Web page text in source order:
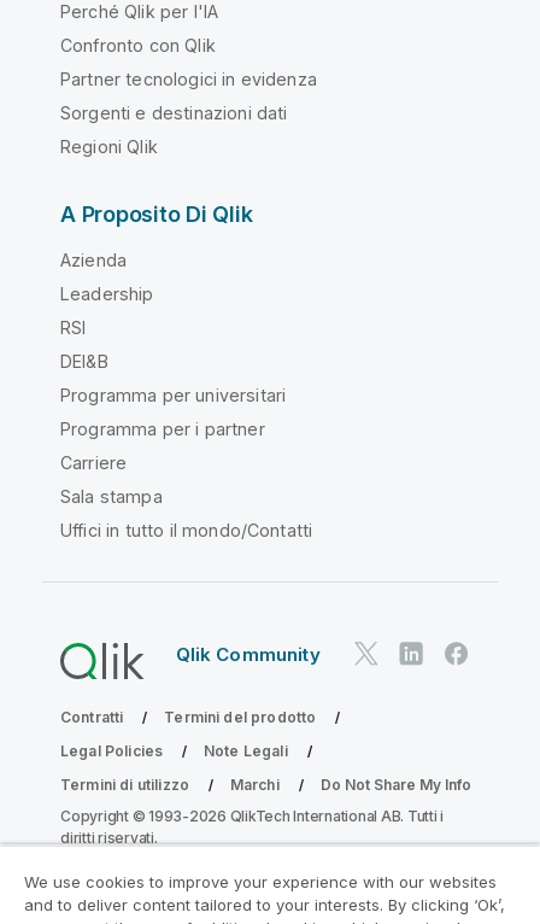
Perché Qlik per l'IA
Confronto con Qlik
Partner tecnologici in evidenza
Sorgenti e destinazioni dati
Regioni Qlik
A Proposito Di Qlik
Azienda
Leadership
RSI
DEI&B
Programma per universitari
Programma per i partner
Carriere
Sala stampa
Uffici in tutto il mondo/Contatti
Qlik Community
Contratti
Termini del prodotto
Legal Policies
Note Legali
Termini di utilizzo
Marchi
Do Not Share My Info
Copyright © 1993-2026 QlikTech International AB. Tutti i
diritti riservati.
We use cookies to improve your experience with our websites
and to deliver content tailored to your interests. By clicking ‘Ok’,